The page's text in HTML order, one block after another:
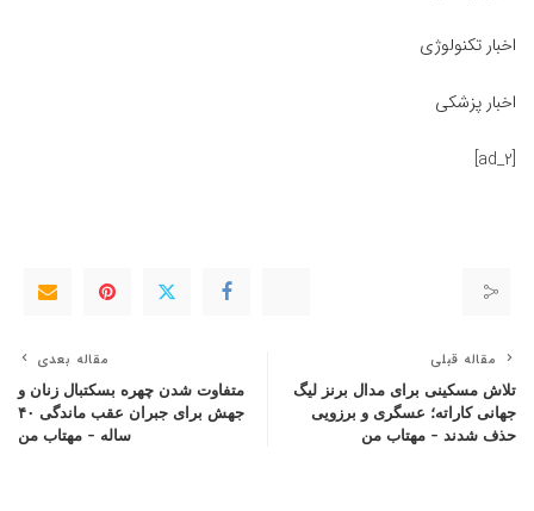
اخبار تکنولوژی
اخبار پزشکی
[ad_2]
مقاله قبلی
تلاش مسکینی برای مدال برنز لیگ
جهانی کاراته؛ عسگری و برزویی
حذف شدند – مهتاب من
مقاله بعدی
متفاوت شدن چهره بسکتبال زنان و
جهش برای جبران عقب ماندگی ۴۰
ساله – مهتاب من